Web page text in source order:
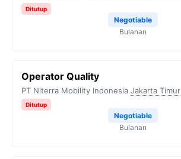
Ditutup
Negotiable
Bulanan
Operator Quality
PT Niterra Mobility Indonesia Jakarta Timur
Ditutup
Negotiable
Bulanan